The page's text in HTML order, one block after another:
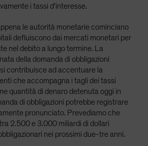
i tassi d'interesse.
le autorità monetarie cominciano
defluiscono dai mercati monetari per
nel debito a lungo termine. La
della domanda di obbligazioni
contribuisce ad accentuare la
che accompagna i tagli dei tassi
quantità di denaro detenuta oggi in
di obbligazioni potrebbe registrare
pronunciato. Prevediamo che
2.500 e 3.000 miliardi di dollari
nei prossimi due-tre anni.